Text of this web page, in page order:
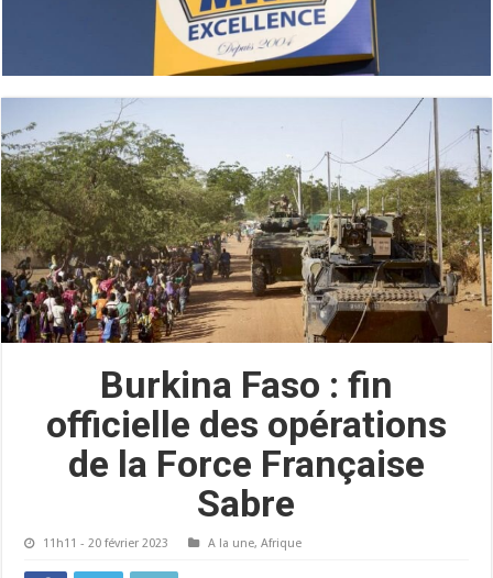
Burkina Faso : fin
officielle des opérations
de la Force Française
Sabre
11h11 - 20 février 2023 A la une,Afrique